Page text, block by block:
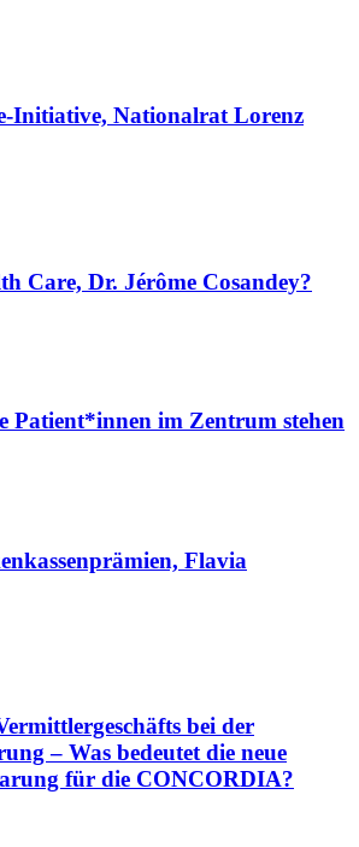
Initiative, Nationalrat Lorenz
Care, Dr. Jérôme Cosandey?
Patient*innen im Zentrum stehen
Flavia
bei der
– Was bedeutet die neue
für die CONCORDIA?